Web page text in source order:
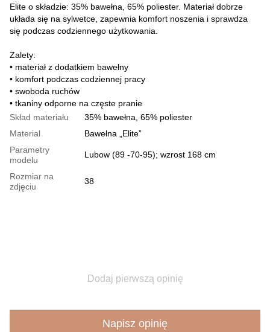
Elite o składzie: 35% bawełna, 65% poliester. Materiał dobrze
układa się na sylwetce, zapewnia komfort noszenia i sprawdza
się podczas codziennego użytkowania.
Zalety:
• materiał z dodatkiem bawełny
• komfort podczas codziennej pracy
• swoboda ruchów
• tkaniny odporne na częste pranie
Skład materiału
35% bawełna, 65% poliester
Material
Bawełna „Elite”
Parametry
modelu
Lubow (89 -70-95); wzrost 168 cm
Rozmiar na
zdjęciu
38
Dodaj pierwszą opinię
Napisz opinię